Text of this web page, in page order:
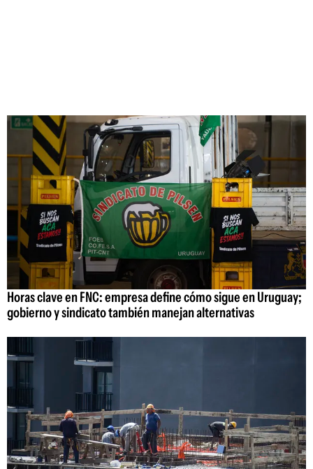
Horas clave en FNC: empresa define cómo sigue en Uruguay;
gobierno y sindicato también manejan alternativas